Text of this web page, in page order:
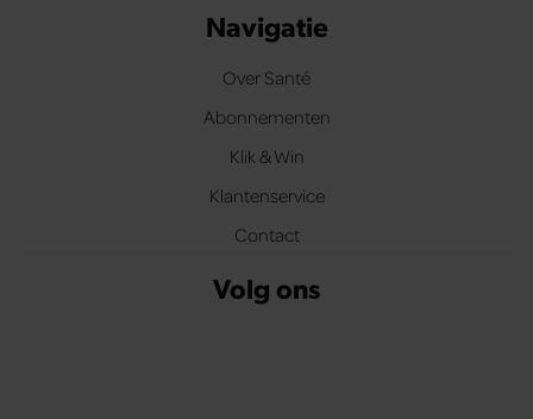
Navigatie
Over Santé
Abonnementen
Klik & Win
Klantenservice
Contact
Volg ons